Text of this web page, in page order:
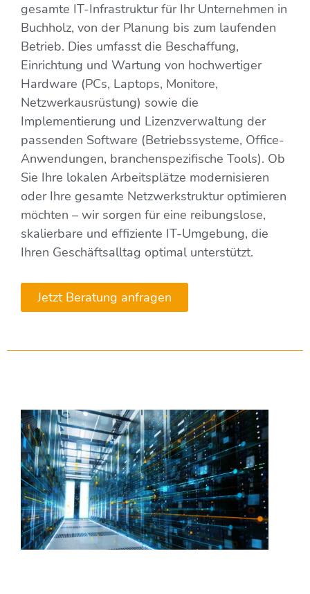
gesamte IT-Infrastruktur für Ihr Unternehmen in
Buchholz, von der Planung bis zum laufenden
Betrieb. Dies umfasst die Beschaffung,
Einrichtung und Wartung von hochwertiger
Hardware (PCs, Laptops, Monitore,
Netzwerkausrüstung) sowie die
Implementierung und Lizenzverwaltung der
passenden Software (Betriebssysteme, Office-
Anwendungen, branchenspezifische Tools). Ob
Sie Ihre lokalen Arbeitsplätze modernisieren
oder Ihre gesamte Netzwerkstruktur optimieren
möchten – wir sorgen für eine reibungslose,
skalierbare und effiziente IT-Umgebung, die
Ihren Geschäftsalltag optimal unterstützt.
Jetzt Beratung anfragen